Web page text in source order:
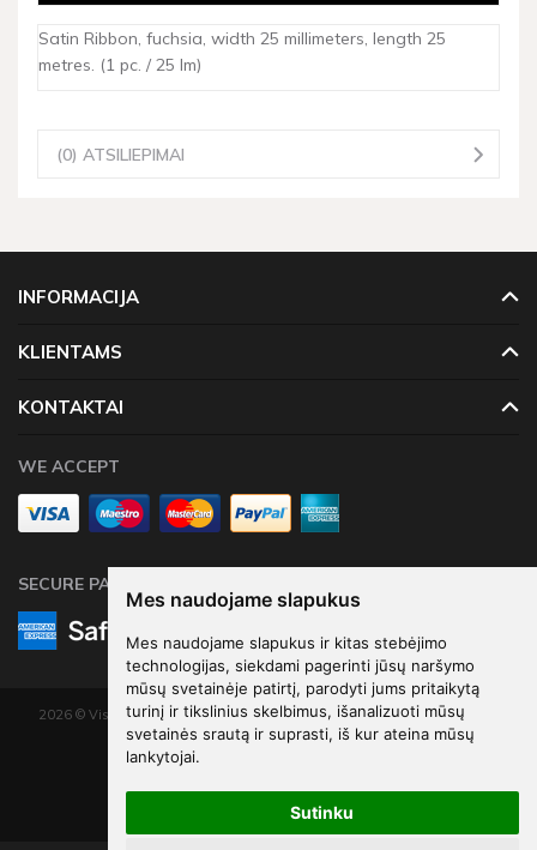
Mes naudojame slapukus
Mes naudojame slapukus ir kitas stebėjimo
technologijas, siekdami pagerinti jūsų naršymo
mūsų svetainėje patirtį, parodyti jums pritaikytą
turinį ir tikslinius skelbimus, išanalizuoti mūsų
svetainės srautą ir suprasti, iš kur ateina mūsų
lankytojai.
Sutinku
Satin Ribbon, fuchsia, width 25 millimeters, length 25
metres. (1 pc. / 25 lm)
(0) ATSILIEPIMAI
INFORMACIJA
KLIENTAMS
KONTAKTAI
WE ACCEPT
SECURE PAYMENTS
2026 © Visos teisės saugomos. Kopijuoti, platinti svetainės turinį be autorių
sutikimo draudžiama.
Elektroninių parduotuvių nuoma